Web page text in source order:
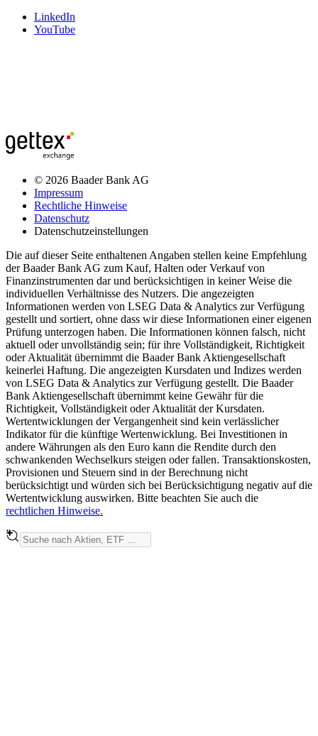
LinkedIn
YouTube
© 2026 Baader Bank AG
Impressum
Rechtliche Hinweise
Datenschutz
Datenschutzeinstellungen
Die auf dieser Seite enthaltenen Angaben stellen keine Empfehlung
der Baader Bank AG zum Kauf, Halten oder Verkauf von
Finanzinstrumenten dar und berücksichtigen in keiner Weise die
individuellen Verhältnisse des Nutzers. Die angezeigten
Informationen werden von LSEG Data & Analytics zur Verfügung
gestellt und sortiert, ohne dass wir diese Informationen einer eigenen
Prüfung unterzogen haben. Die Informationen können falsch, nicht
aktuell oder unvollständig sein; für ihre Vollständigkeit, Richtigkeit
oder Aktualität übernimmt die Baader Bank Aktiengesellschaft
keinerlei Haftung. Die angezeigten Kursdaten und Indizes werden
von LSEG Data & Analytics zur Verfügung gestellt. Die Baader
Bank Aktiengesellschaft übernimmt keine Gewähr für die
Richtigkeit, Vollständigkeit oder Aktualität der Kursdaten.
Wertentwicklungen der Vergangenheit sind kein verlässlicher
Indikator für die künftige Wertenwicklung. Bei Investitionen in
andere Währungen als den Euro kann die Rendite durch den
schwankenden Wechselkurs steigen oder fallen. Transaktionskosten,
Provisionen und Steuern sind in der Berechnung nicht
berücksichtigt und würden sich bei Berücksichtigung negativ auf die
Wertentwicklung auswirken. Bitte beachten Sie auch die
rechtlichen Hinweise.